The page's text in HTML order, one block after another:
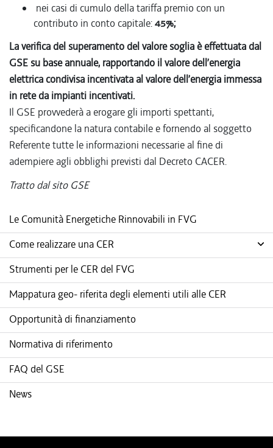
nei casi di cumulo della tariffa premio con un
contributo in conto capitale:45%;
La verifica del superamento del valore soglia è effettuata dal
GSE su base annuale, rapportando il valore dell’energia
elettrica condivisa incentivata al valore dell’energia immessa
in rete da impianti incentivati.
Il GSE provvederà a erogare gli importi spettanti,
specificandone la natura contabile e fornendo al soggetto
Referente tutte le informazioni necessarie al fine di
adempiere agli obblighi previsti dal Decreto CACER.
Tratto dal sito GSE
Le Comunità Energetiche Rinnovabili in FVG
Come realizzare una CER
Strumenti per le CER del FVG
Mappatura geo- riferita degli elementi utili alle CER
Opportunità di finanziamento
Normativa di riferimento
FAQ del GSE
News